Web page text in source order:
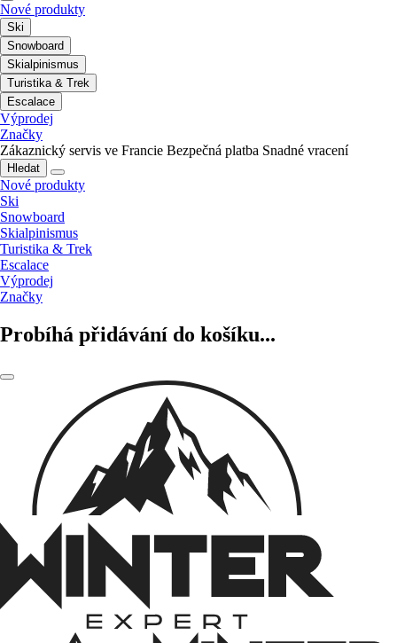
Nové produkty
Ski
Snowboard
Skialpinismus
Turistika & Trek
Escalace
Výprodej
Značky
Zákaznický servis ve Francie Bezpečná platba Snadné vracení
Hledat
Nové produkty
Ski
Snowboard
Skialpinismus
Turistika & Trek
Escalace
Výprodej
Značky
Probíhá přidávání do košíku...